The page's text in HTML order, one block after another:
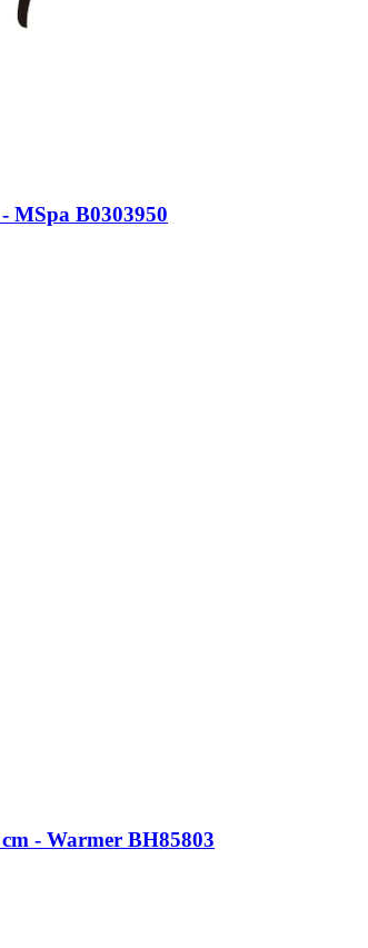
MSpa B0303950
- Warmer BH85803